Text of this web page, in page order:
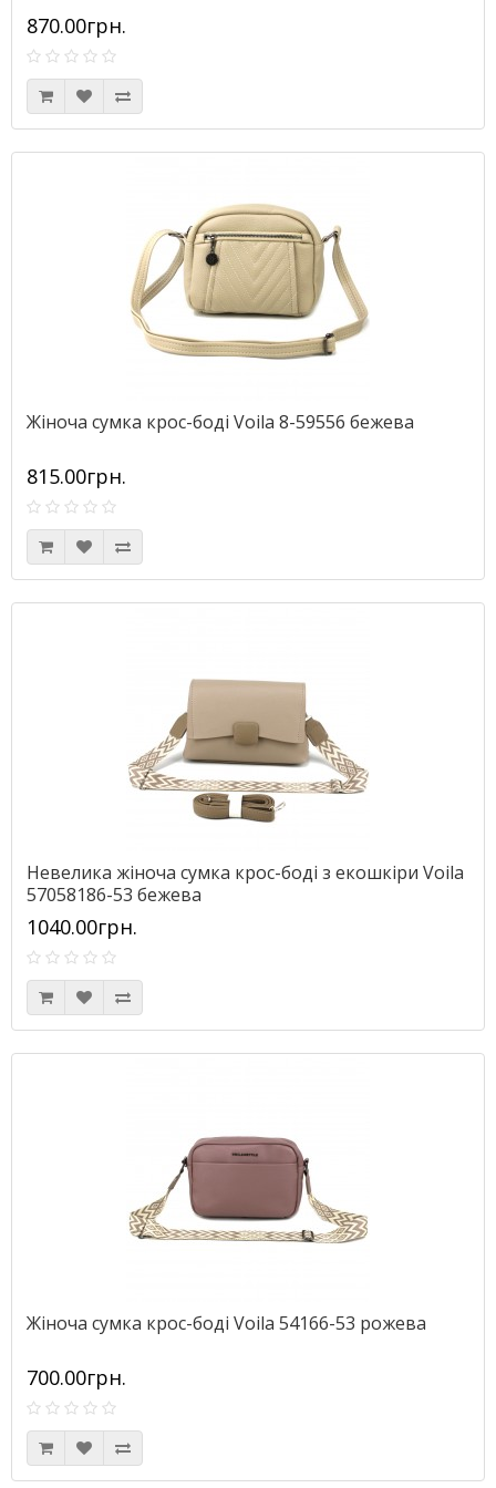
870.00грн.
Жіноча сумка крос-боді Voila 8-59556 бежева
815.00грн.
Невелика жіноча сумка крос-боді з екошкіри Voila
57058186-53 бежева
1040.00грн.
Жіноча сумка крос-боді Voila 54166-53 рожева
700.00грн.